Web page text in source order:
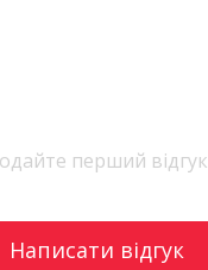
перший відгук
Написати відгук